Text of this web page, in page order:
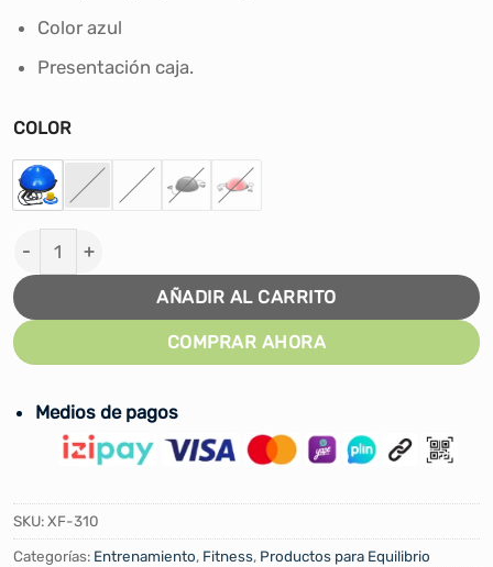
Color azul
Presentación caja.
COLOR
BOSU PELOTA DE EQUILIBRIO + 2 LIGAS + INFLADOR
AÑADIR AL CARRITO
COMPRAR AHORA
Medios de pagos
SKU:XF-310
Categorías: Entrenamiento, Fitness, Productos para Equilibrio